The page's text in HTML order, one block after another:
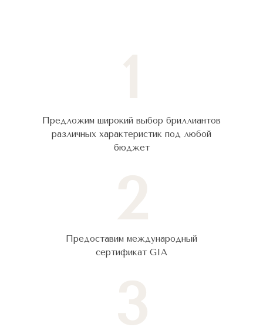
Предложим широкий выбор бриллиантов
различных характеристик под любой
бюджет
Предоставим международный
сертификат GIA